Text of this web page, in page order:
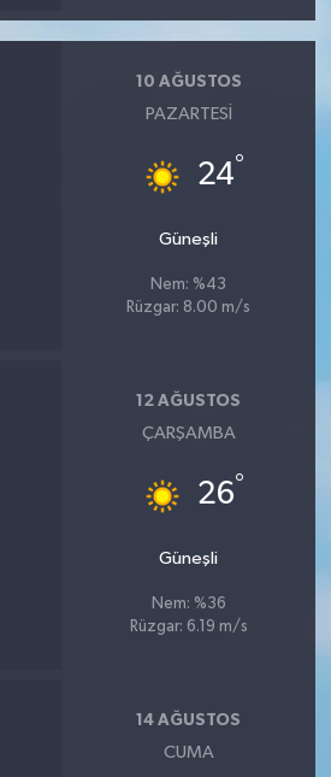
10 AĞUSTOS
PAZARTESI
24°
Güneşli
Nem: %43
Rüzgar: 8.00 m/s
12 AĞUSTOS
ÇARŞAMBA
26°
Güneşli
Nem: %36
Rüzgar: 6.19 m/s
14 AĞUSTOS
CUMA